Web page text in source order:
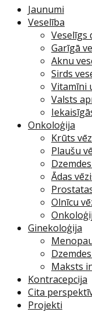
Jaunumi
Veselība
Veselīgs
Garīgā
Aknu
Sirds
Vitamīni
Valsts
Onkoloģija
Krūts
Plaušu
Ādas
Olnīcu
Ginekoloģija
Maksts
Kontracepcija
Cita
Projekti